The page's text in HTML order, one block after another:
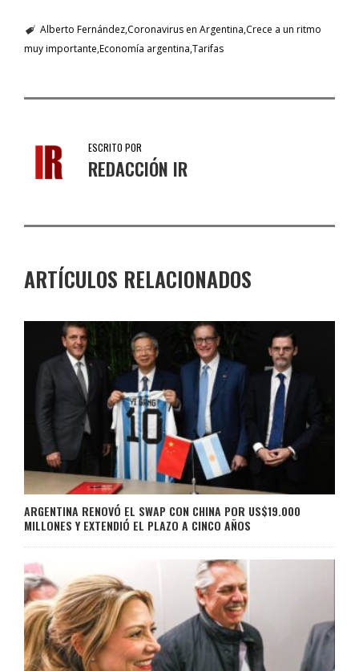
Alberto FernándezCoronavirus en Argentina Crece a un ritmo
muy importante Economía argentina Tarifas
ESCRITO POR
REDACCIÓN IR
ARTÍCULOS RELACIONADOS
ARGENTINA RENOVÓ EL SWAP CON CHINA POR US$19.000
MILLONES Y EXTENDIÓ EL PLAZO A CINCO AÑOS